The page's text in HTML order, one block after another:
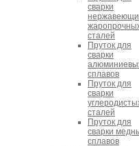
сварки
сталей
Пруток для
сварки
сплавов
Пруток для
сварки
сталей
Пруток для
сварки
сплавов